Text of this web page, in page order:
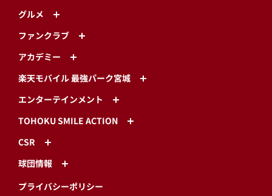
グルメ
ファンクラブ
アカデミー
楽天モバイル 最強パーク宮城
エンターテインメント
TOHOKU SMILE ACTION
CSR
球団情報
プライバシーポリシー